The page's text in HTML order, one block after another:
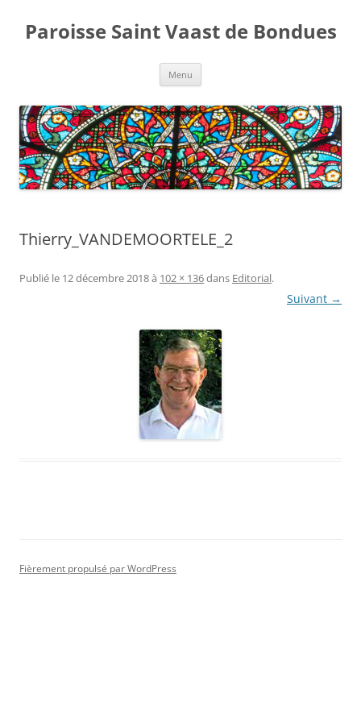
contenu
Paroisse Saint Vaast de Bondues
Menu
Thierry_VANDEMOORTELE_2
Publié le 12 décembre 2018à 102 × 136dans Editorial.
Suivant →
Fièrement propulsé par WordPress